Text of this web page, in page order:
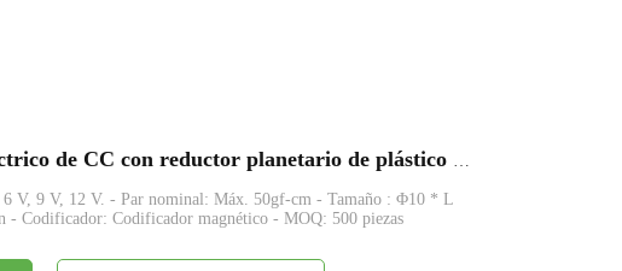
V, 9 V, 12 V. - Par nominal: Máx. 50gf-cm - Tamaño : Φ10 * L
- Codificador: Codificador magnético - MOQ: 500 piezas